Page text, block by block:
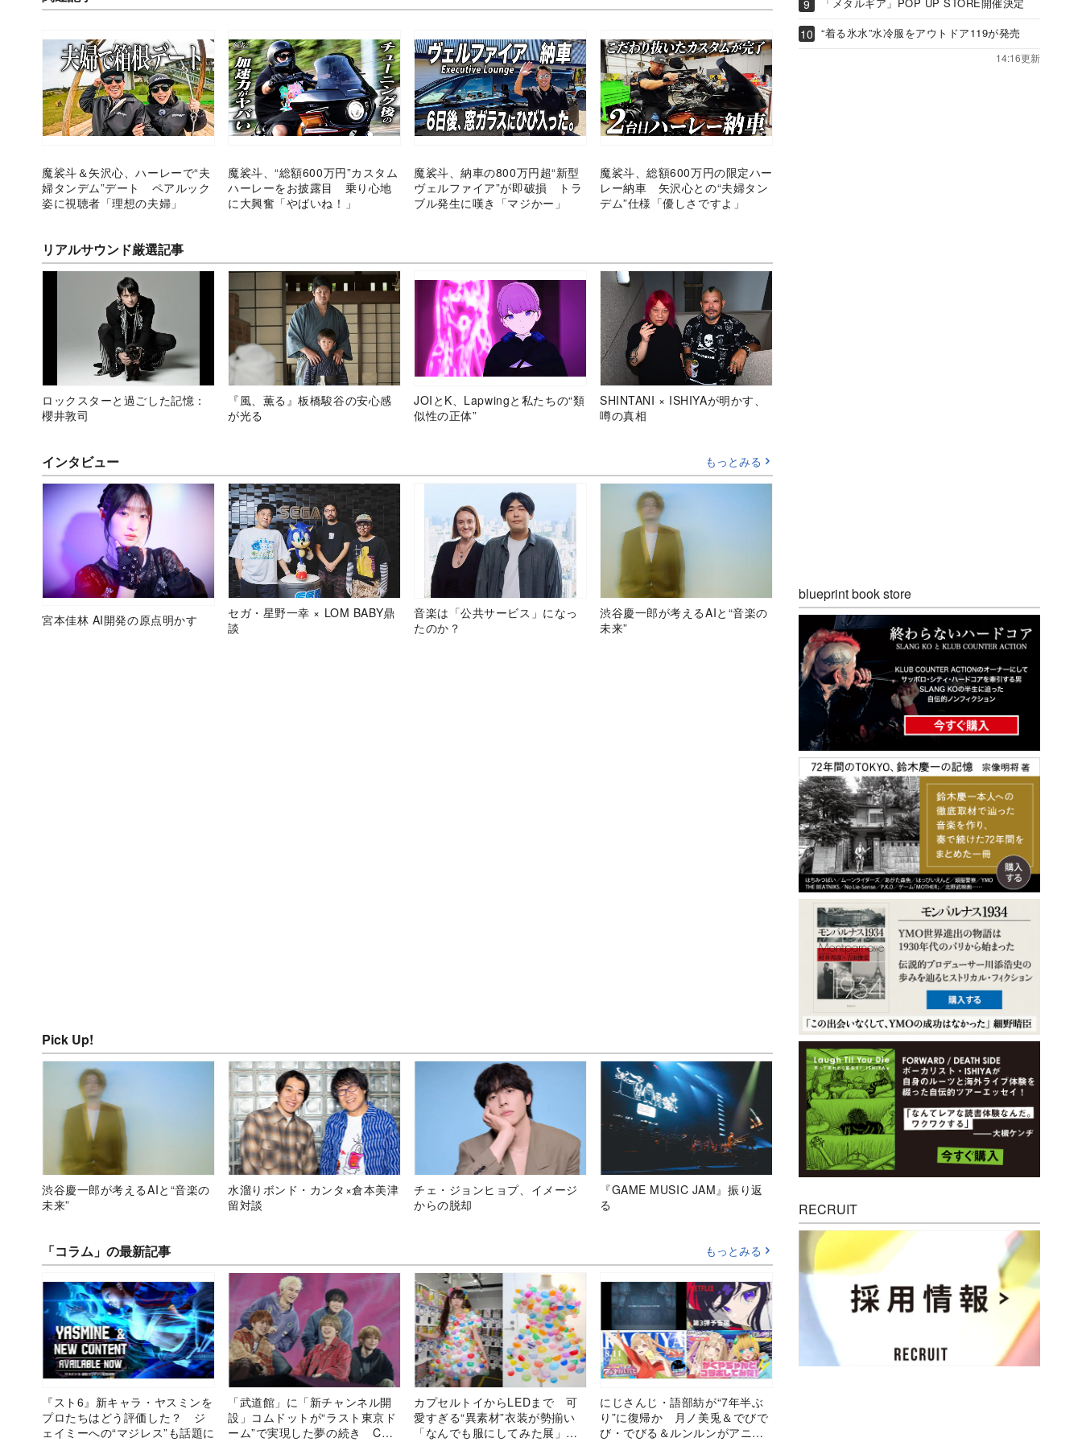
魔裟斗＆矢沢心、ハーレーで“夫
婦タンデム”デート ペアルック
姿に視聴者「理想の夫婦」
魔裟斗、“総額600万円”カスタム
ハーレーをお披露目 乗り心地
に大興奮「やばいね！」
魔裟斗、納車の800万円超“新型
ヴェルファイア”が即破損 トラ
ブル発生に嘆き「マジかー」
魔裟斗、総額600万円の限定ハー
レー納車 矢沢心との“夫婦タン
デム”仕様「優しさですよ」
リアルサウンド厳選記事
ロックスターと過ごした記憶：
櫻井敦司
『風、薫る』板橋駿谷の安心感
が光る
JOIとK、Lapwingと私たちの“類
似性の正体”
SHINTANI × ISHIYAが明かす、
噂の真相
インタビュー もっとみる
宮本佳林 AI開発の原点明かす
セガ・星野一幸 × LOM BABY鼎
談
音楽は「公共サービス」になっ
たのか？
渋谷慶一郎が考えるAIと“音楽の
未来”
Pick Up!
渋谷慶一郎が考えるAIと“音楽の
未来”
水溜りボンド・カンタ×倉本美津
留対談
チェ・ジョンヒョプ、イメージ
からの脱却
『GAME MUSIC JAM』振り返
る
「コラム」の最新記事 もっとみる
『スト6』新キャラ・ヤスミンを
プロたちはどう評価した？ ジ
ェイミーへの“マジレス”も話題に
「武道館」に「新チャンネル開
設」コムドットが“ラスト東京ド
ーム”で実現した夢の続き CDF
カプセルトイからLEDまで 可
愛すぎる“異素材”衣装が勢揃い
「なんでも服にしてみた展」レ
にじさんじ・語部紡が“7年半ぶ
り”に復帰か 月ノ美兎＆でびで
び・でびる＆ルンルンがアニメ
“着る氷水”水冷服をアウトドア119が発売
14:16更新
blueprint book store
RECRUIT